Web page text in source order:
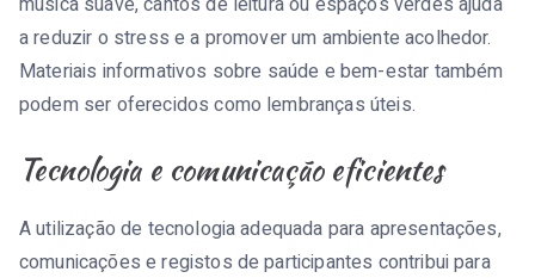
a reduzir o stress e a promover um ambiente acolhedor.
Materiais informativos sobre saúde e bem-estar também
podem ser oferecidos como lembranças úteis.
Tecnologia e comunicação eficientes
A utilização de tecnologia adequada para apresentações,
comunicações e registos de participantes contribui para